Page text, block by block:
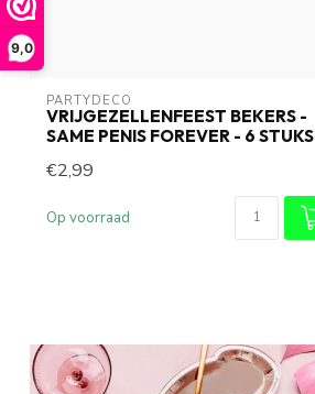
9,0
PARTYDECO
VRIJGEZELLENFEEST BEKERS -
SAME PENIS FOREVER - 6 STUKS
€2,99
Op voorraad